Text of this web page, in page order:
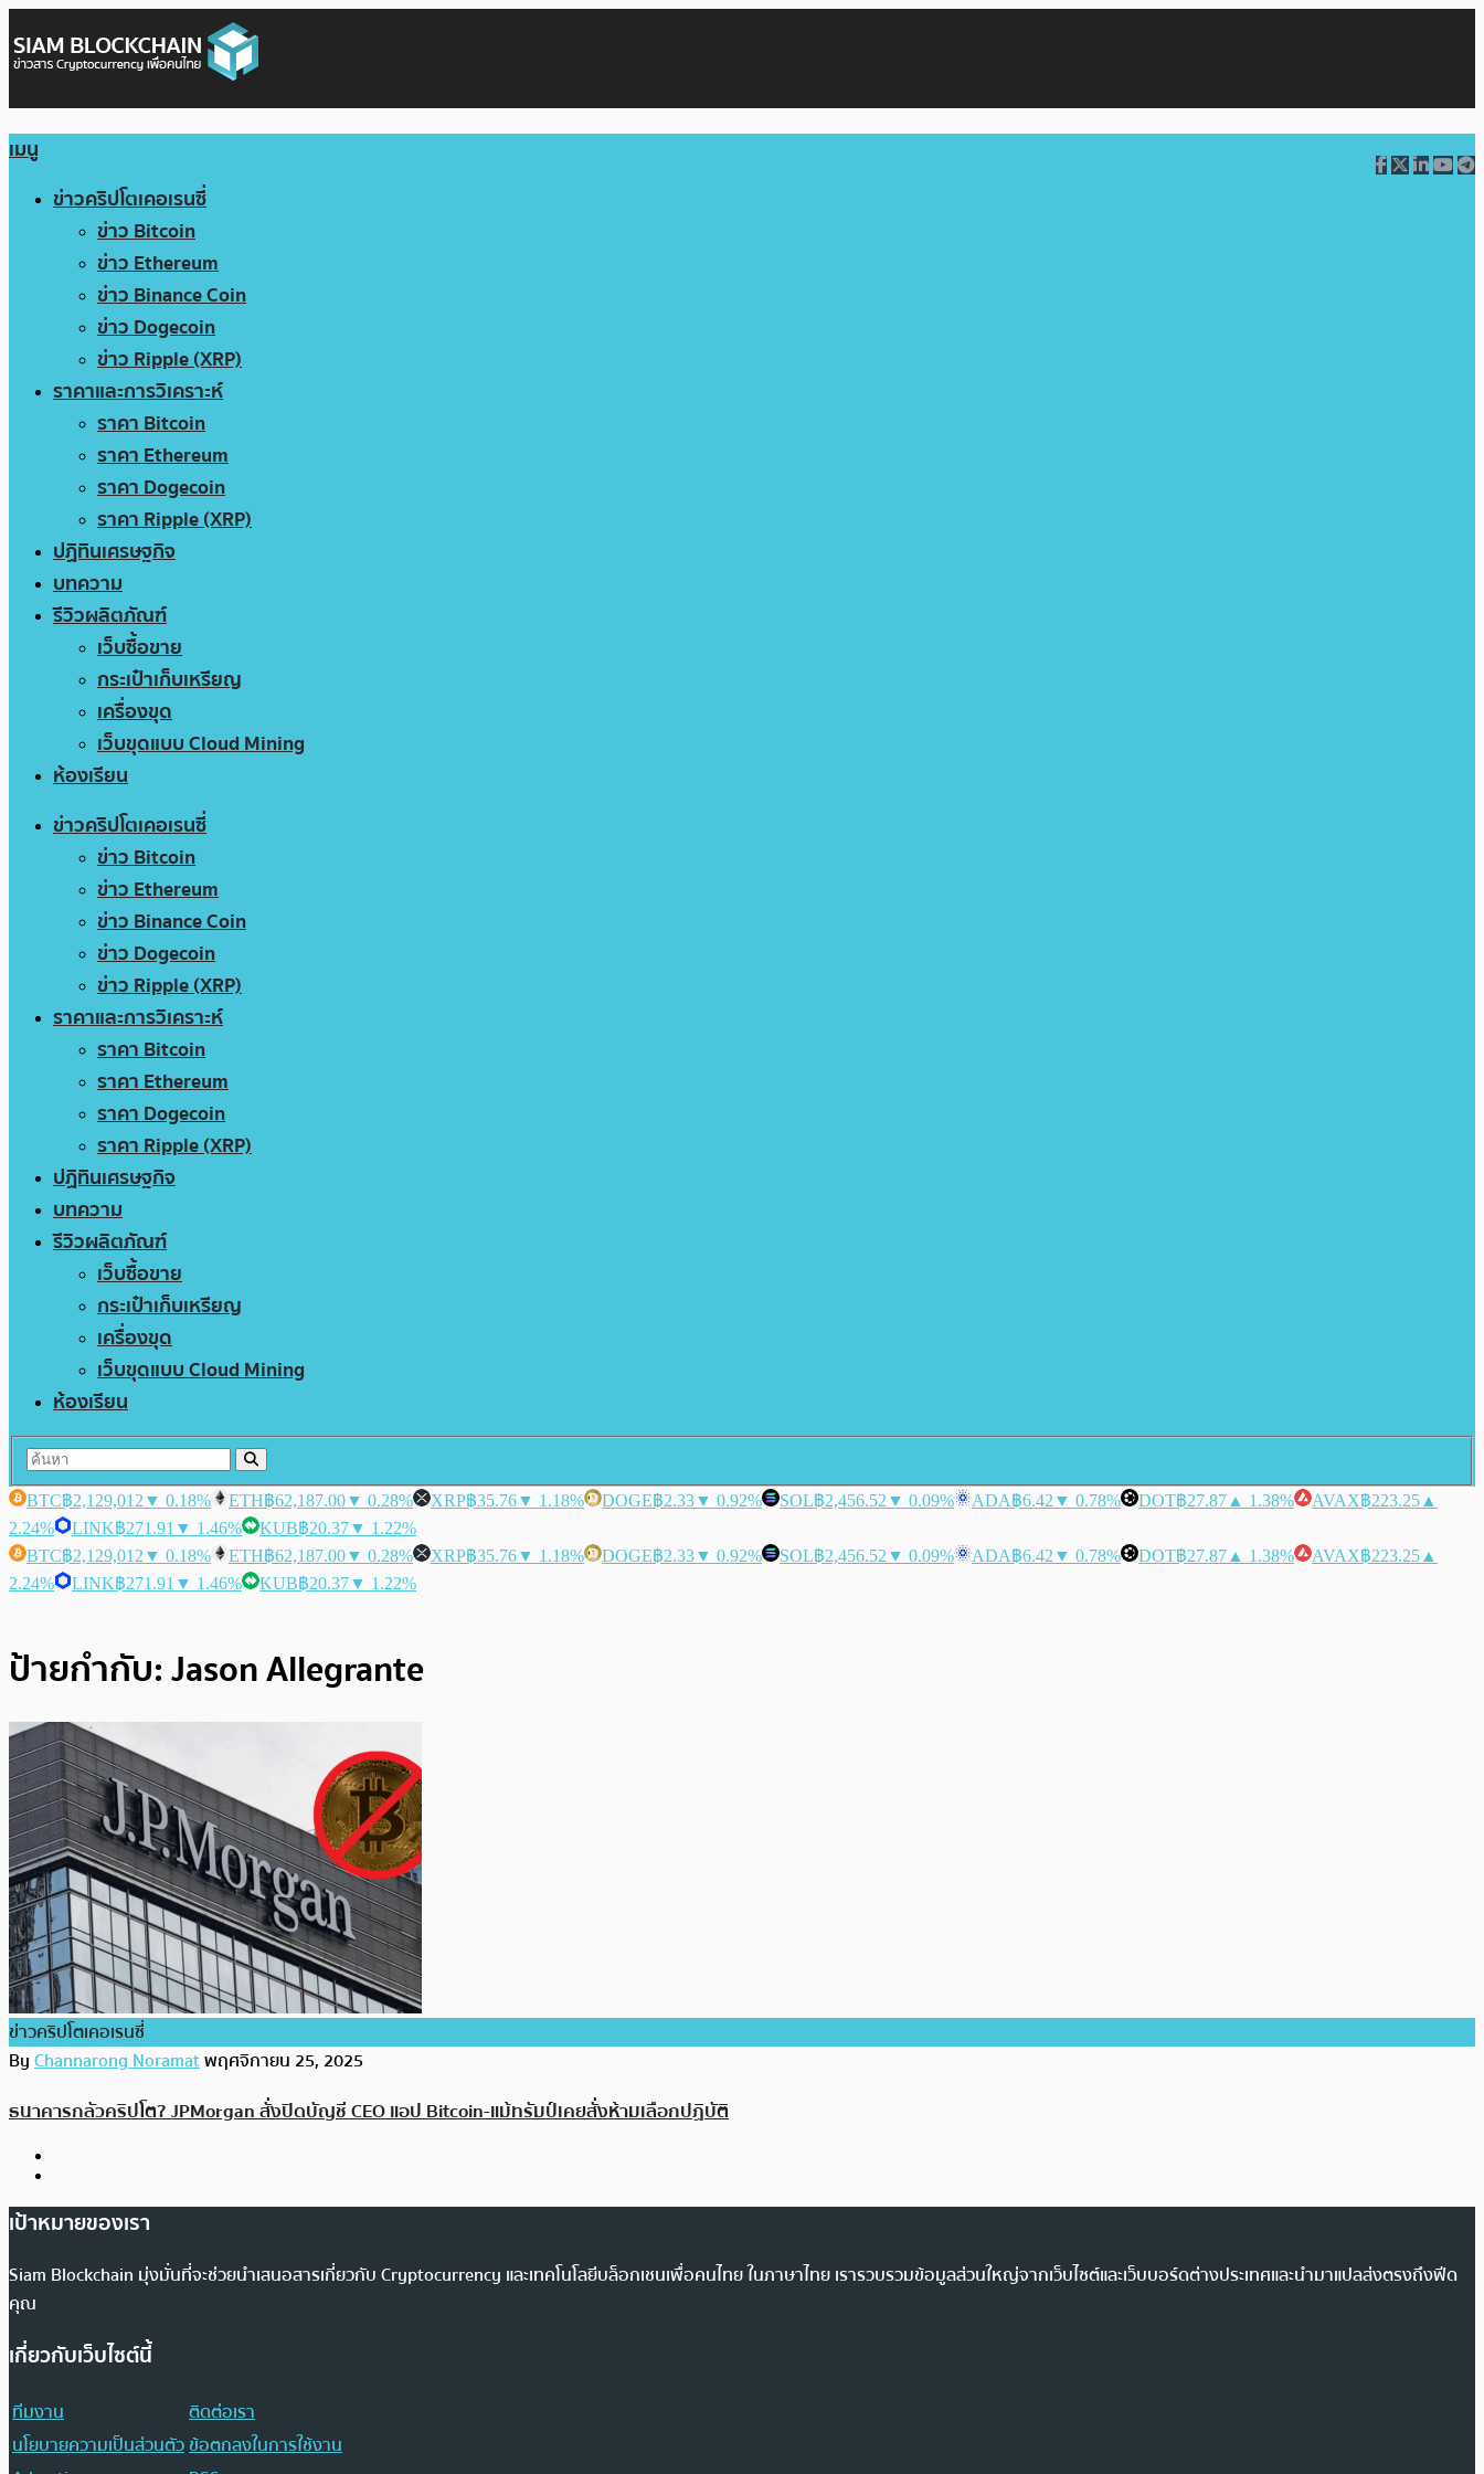
เมนู
ข่าวคริปโตเคอเรนซี่
ข่าว Bitcoin
ข่าว Ethereum
ข่าว Binance Coin
ข่าว Dogecoin
ข่าว Ripple (XRP)
ราคาและการวิเคราะห์
ราคา Bitcoin
ราคา Ethereum
ราคา Dogecoin
ราคา Ripple (XRP)
ปฏิทินเศรษฐกิจ
บทความ
รีวิวผลิตภัณฑ์
เว็บซื้อขาย
กระเป๋าเก็บเหรียญ
เครื่องขุด
เว็บขุดแบบ Cloud Mining
ห้องเรียน
ข่าวคริปโตเคอเรนซี่
ข่าว Bitcoin
ข่าว Ethereum
ข่าว Binance Coin
ข่าว Dogecoin
ข่าว Ripple (XRP)
ราคาและการวิเคราะห์
ราคา Bitcoin
ราคา Ethereum
ราคา Dogecoin
ราคา Ripple (XRP)
ปฏิทินเศรษฐกิจ
บทความ
รีวิวผลิตภัณฑ์
เว็บซื้อขาย
กระเป๋าเก็บเหรียญ
เครื่องขุด
เว็บขุดแบบ Cloud Mining
ห้องเรียน
BTC฿2,129,012 ▼ 0.18% ETH฿62,187.00▼ 0.28% XRP฿35.76▼ 1.18% DOGE฿2.33▼ 0.92% SOL฿2,456.52 ▼ 0.09% ADA฿6.42 ▼ 0.78% DOT฿27.87 ▲ 1.38% AVAX฿223.25 ▲
2.24%
LINK฿271.91 ▼ 1.46% KUB฿20.37▼ 1.22%
BTC฿2,129,012 ▼ 0.18% ETH฿62,187.00▼ 0.28% XRP฿35.76▼ 1.18% DOGE฿2.33▼ 0.92% SOL฿2,456.52 ▼ 0.09% ADA฿6.42 ▼ 0.78% DOT฿27.87 ▲ 1.38% AVAX฿223.25 ▲
2.24%
LINK฿271.91 ▼ 1.46% KUB฿20.37▼ 1.22%
ป้ายกำกับ:Jason Allegrante
ข่าวคริปโตเคอเรนซี่
ByChannarong Noramatพฤศจิกายน 25, 2025
ธนาคารกลัวคริปโต? JPMorgan สั่งปิดบัญชี CEO แอป Bitcoin-แม้ทรัมป์เคยสั่งห้ามเลือกปฏิบัติ
เป้าหมายของเรา
Siam Blockchain มุ่งมั่นที่จะช่วยนำเสนอสารเกี่ยวกับ Cryptocurrency และเทคโนโลยีบล็อกเชนเพื่อคนไทย ในภาษาไทย เรารวบรวมข้อมูลส่วนใหญ่จากเว็บไซต์และเว็บบอร์ดต่างประเทศและนำมาแปลส่งตรงถึงฟีด
คุณ
เกี่ยวกับเว็บไซต์นี้
ทีมงาน
ติดต่อเรา
นโยบายความเป็นส่วนตัวข้อตกลงในการใช้งาน